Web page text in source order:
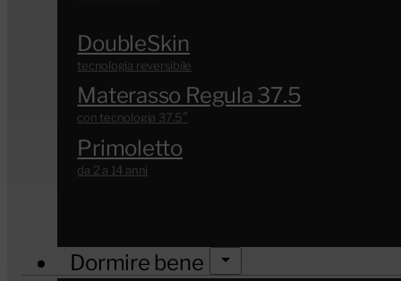
DoubleSkin
Materasso Regula 37.5
Primoletto
Dormire bene